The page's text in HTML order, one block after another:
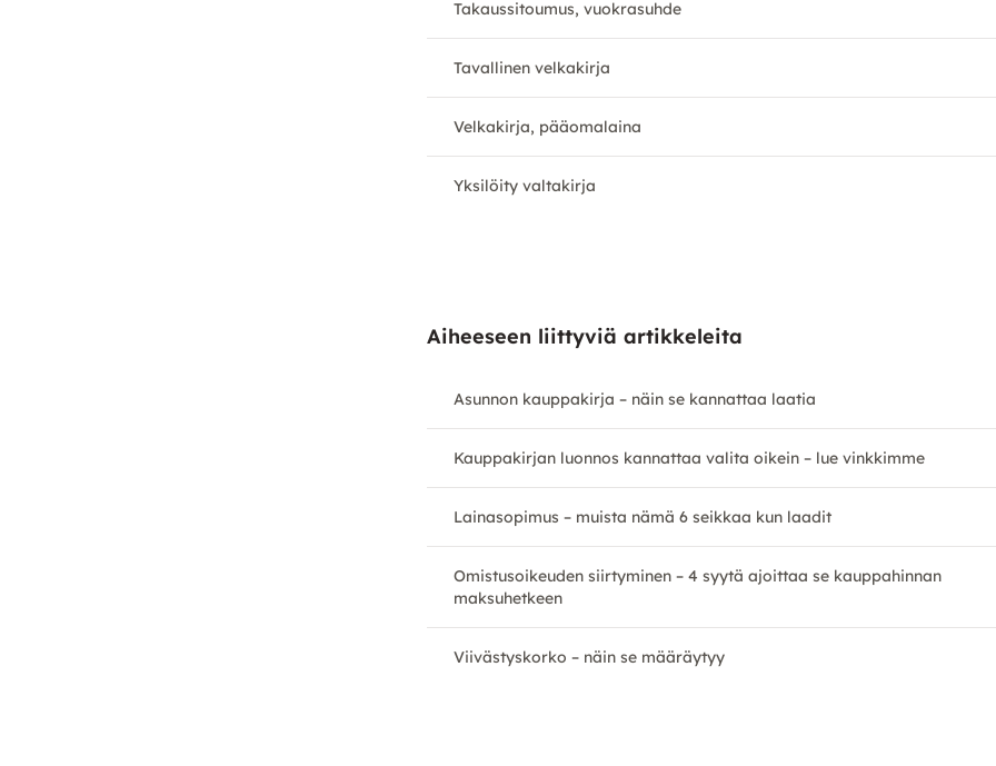
Takaussitoumus, vuokrasuhde
Tavallinen velkakirja
Velkakirja, pääomalaina
Yksilöity valtakirja
Aiheeseen liittyviä artikkeleita
Asunnon kauppakirja – näin se kannattaa laatia
Kauppakirjan luonnos kannattaa valita oikein – lue vinkkimme
Lainasopimus – muista nämä 6 seikkaa kun laadit
Omistusoikeuden siirtyminen – 4 syytä ajoittaa se kauppahinnan
maksuhetkeen
Viivästyskorko – näin se määräytyy